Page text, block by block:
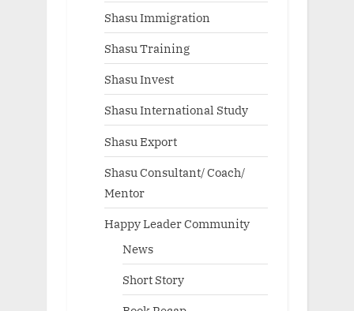
Shasu Immigration
Shasu Training
Shasu Invest
Shasu International Study
Shasu Export
Shasu Consultant/ Coach/
Mentor
Happy Leader Community
News
Short Story